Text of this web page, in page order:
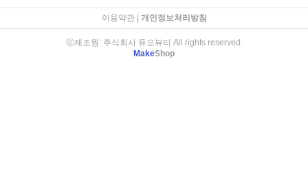
이용약관| 개인정보처리방침
ⓒ제조원: 주식회사 듀오뷰티 All rights reserved.
MakeShop